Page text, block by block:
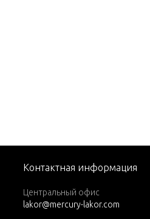
Контактная информация
Центральный офис
lakor@mercury-lakor.com